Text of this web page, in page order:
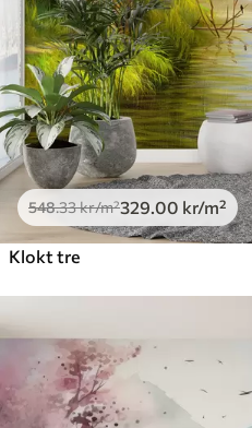
548.33kr/m²329.00 kr/m²
Klokt tre